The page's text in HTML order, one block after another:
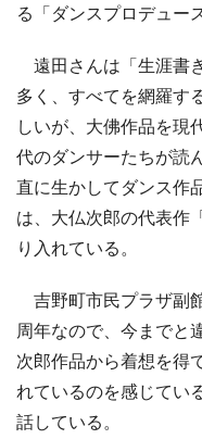
る「ダンスプロデュー
遠田さんは「生涯書
多く、すべてを網羅す
しいが、大佛作品を現
代のダンサーたちが読
直に生かしてダンス作
は、大仏次郎の代表作
り入れている。
吉野町市民プラザ副
周年なので、今までと
次郎作品から着想を得
れているのを感じてい
話している。